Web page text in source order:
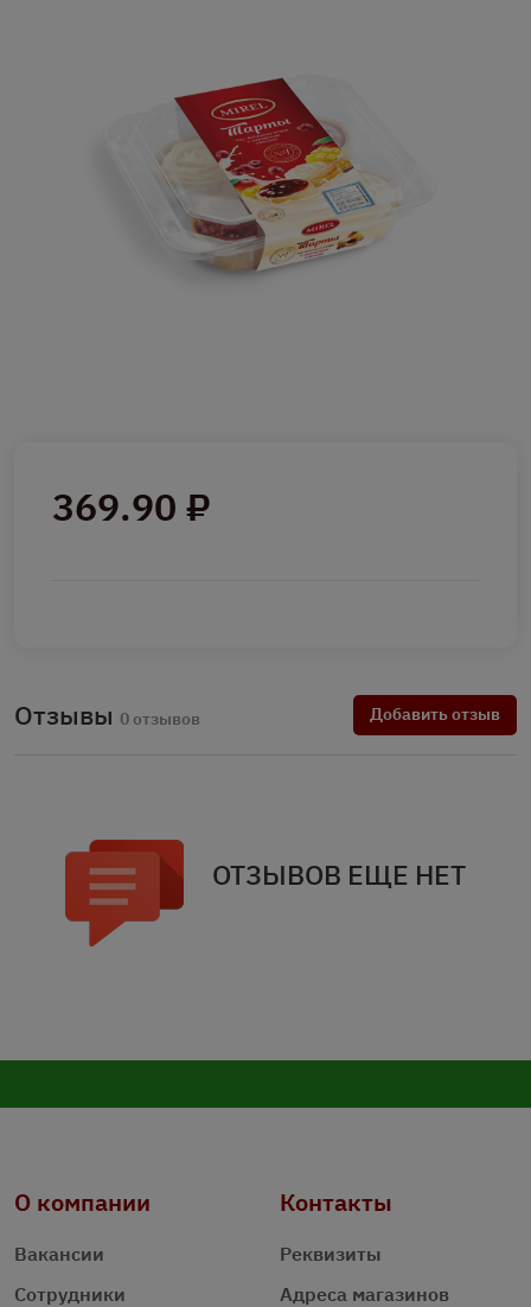
369.90 ₽
Отзывы 0 отзывов Добавить отзыв
ОТЗЫВОВ ЕЩЕ НЕТ
О компании
Вакансии
Сотрудники
Контакты
Реквизиты
Адреса магазинов